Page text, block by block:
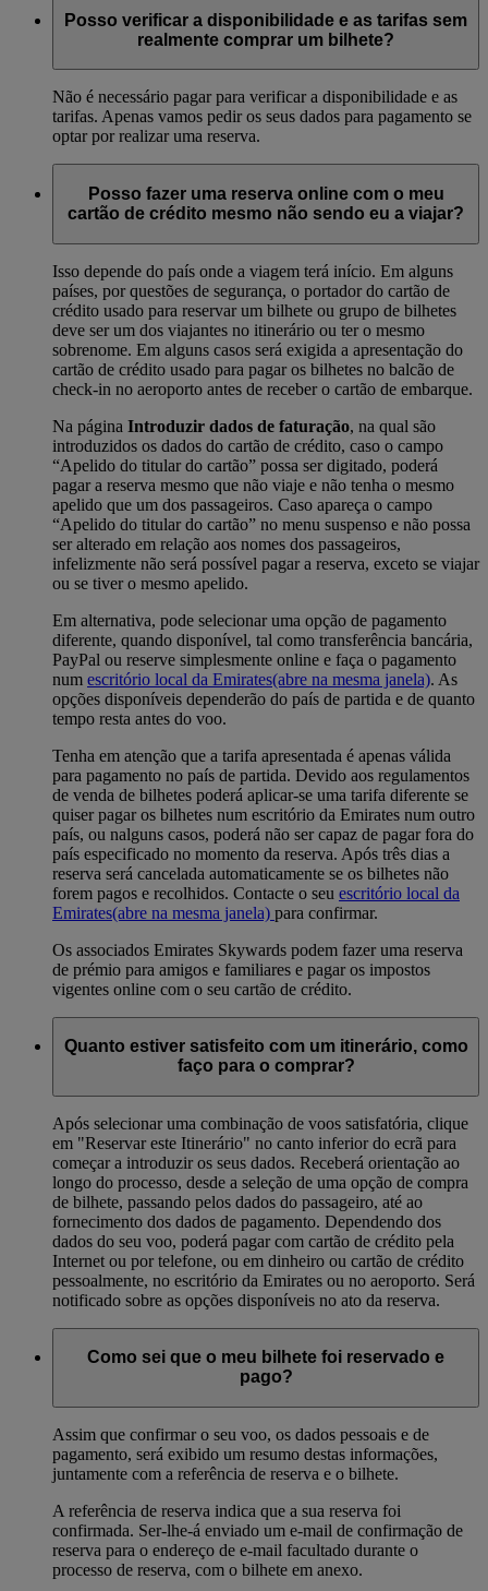
Posso verificar a disponibilidade e as tarifas sem
realmente comprar um bilhete?
Não é necessário pagar para verificar a disponibilidade e as
tarifas. Apenas vamos pedir os seus dados para pagamento se
optar por realizar uma reserva.
Posso fazer uma reserva online com o meu
cartão de crédito mesmo não sendo eu a viajar?
Isso depende do país onde a viagem terá início. Em alguns
países, por questões de segurança, o portador do cartão de
crédito usado para reservar um bilhete ou grupo de bilhetes
deve ser um dos viajantes no itinerário ou ter o mesmo
sobrenome. Em alguns casos será exigida a apresentação do
cartão de crédito usado para pagar os bilhetes no balcão de
check-in no aeroporto antes de receber o cartão de embarque.
Na página Introduzir dados de faturação, na qual são
introduzidos os dados do cartão de crédito, caso o campo
“Apelido do titular do cartão” possa ser digitado, poderá
pagar a reserva mesmo que não viaje e não tenha o mesmo
apelido que um dos passageiros. Caso apareça o campo
“Apelido do titular do cartão” no menu suspenso e não possa
ser alterado em relação aos nomes dos passageiros,
infelizmente não será possível pagar a reserva, exceto se viajar
ou se tiver o mesmo apelido.
Em alternativa, pode selecionar uma opção de pagamento
diferente, quando disponível, tal como transferência bancária,
PayPal ou reserve simplesmente online e faça o pagamento
num escritório local da Emirates(abre na mesma janela). As
opções disponíveis dependerão do país de partida e de quanto
tempo resta antes do voo.
Tenha em atenção que a tarifa apresentada é apenas válida
para pagamento no país de partida. Devido aos regulamentos
de venda de bilhetes poderá aplicar-se uma tarifa diferente se
quiser pagar os bilhetes num escritório da Emirates num outro
país, ou nalguns casos, poderá não ser capaz de pagar fora do
país especificado no momento da reserva. Após três dias a
reserva será cancelada automaticamente se os bilhetes não
forem pagos e recolhidos. Contacte o seu escritório local da
Emirates(abre na mesma janela) para confirmar.
Os associados Emirates Skywards podem fazer uma reserva
de prémio para amigos e familiares e pagar os impostos
vigentes online com o seu cartão de crédito.
Quanto estiver satisfeito com um itinerário, como
faço para o comprar?
Após selecionar uma combinação de voos satisfatória, clique
em "Reservar este Itinerário" no canto inferior do ecrã para
começar a introduzir os seus dados. Receberá orientação ao
longo do processo, desde a seleção de uma opção de compra
de bilhete, passando pelos dados do passageiro, até ao
fornecimento dos dados de pagamento. Dependendo dos
dados do seu voo, poderá pagar com cartão de crédito pela
Internet ou por telefone, ou em dinheiro ou cartão de crédito
pessoalmente, no escritório da Emirates ou no aeroporto. Será
notificado sobre as opções disponíveis no ato da reserva.
Como sei que o meu bilhete foi reservado e
pago?
Assim que confirmar o seu voo, os dados pessoais e de
pagamento, será exibido um resumo destas informações,
juntamente com a referência de reserva e o bilhete.
A referência de reserva indica que a sua reserva foi
confirmada. Ser-lhe-á enviado um e-mail de confirmação de
reserva para o endereço de e-mail facultado durante o
processo de reserva, com o bilhete em anexo.